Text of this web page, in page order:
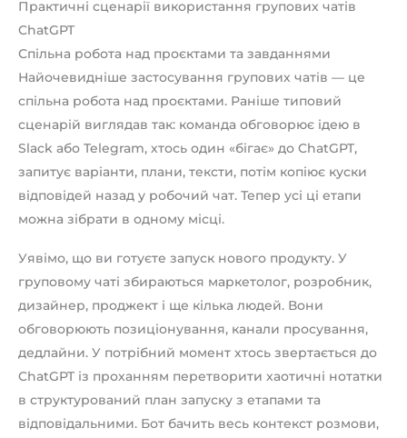
Практичні сценарії використання групових чатів
ChatGPT
Спільна робота над проєктами та завданнями
Найочевидніше застосування групових чатів — це
спільна робота над проєктами. Раніше типовий
сценарій виглядав так: команда обговорює ідею в
Slack або Telegram, хтось один «бігає» до ChatGPT,
запитує варіанти, плани, тексти, потім копіює куски
відповідей назад у робочий чат. Тепер усі ці етапи
можна зібрати в одному місці.
Уявімо, що ви готуєте запуск нового продукту. У
груповому чаті збираються маркетолог, розробник,
дизайнер, проджект і ще кілька людей. Вони
обговорюють позиціонування, канали просування,
дедлайни. У потрібний момент хтось звертається до
ChatGPT із проханням перетворити хаотичні нотатки
в структурований план запуску з етапами та
відповідальними. Бот бачить весь контекст розмови,